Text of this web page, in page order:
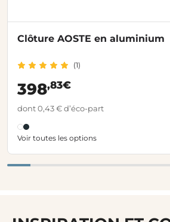
Clôture AOSTE en aluminium
(1)
398,83€
dont 0,43 € d’éco-part
Voir toutes les options